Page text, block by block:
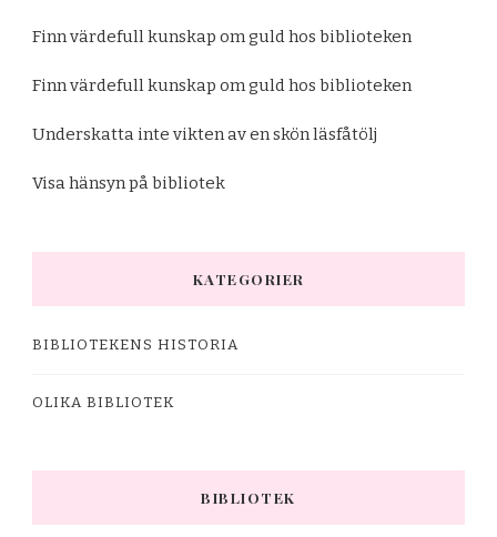
Finn värdefull kunskap om guld hos biblioteken
Finn värdefull kunskap om guld hos biblioteken
Underskatta inte vikten av en skön läsfåtölj
Visa hänsyn på bibliotek
KATEGORIER
BIBLIOTEKENS HISTORIA
OLIKA BIBLIOTEK
BIBLIOTEK